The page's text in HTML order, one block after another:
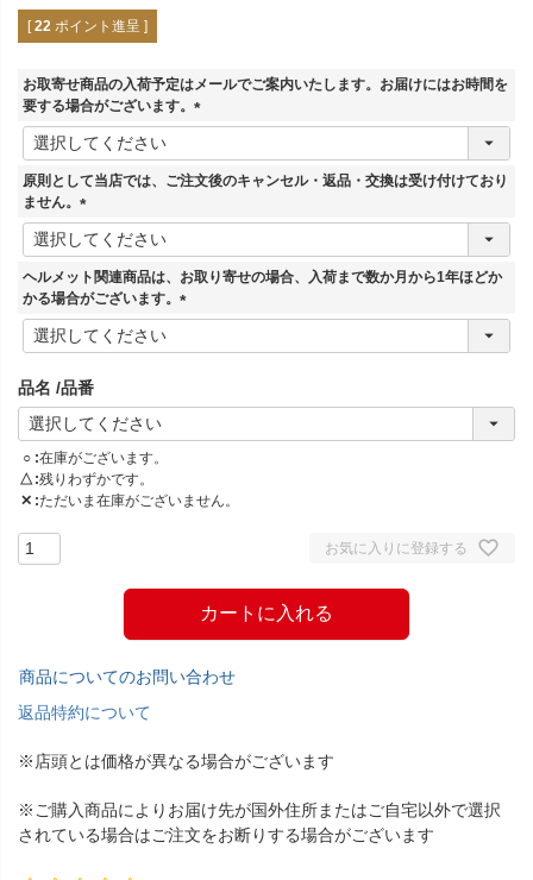
[ 22 ポイント進呈 ]
お取寄せ商品の入荷予定はメールでご案内いたします。お届けにはお時間を
要する場合がございます。
(
須
原則として当店では、ご注文後のキャンセル・返品・交換は受け付けており
ません。
(
必
須
)
ヘルメット関連商品は、お取り寄せの場合、入荷まで数か月から1年ほどか
かる場合がございます。
(
品名 品番
○ 在庫がございます。
△ 残りわずかです。
✕ ただいま在庫がございません。
お気に入りに登録する
カートに入れる
商品についてのお問い合わせ
返品特約について
※店頭とは価格が異なる場合がございます
※ご購入商品によりお届け先が国外住所またはご自宅以外で選択
されている場合はご注文をお断りする場合がございます